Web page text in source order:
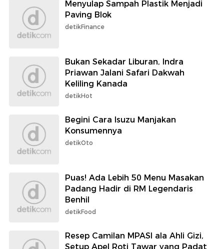
Menyulap Sampah Plastik Menjadi
Paving Blok
detikFinance
Bukan Sekadar Liburan, Indra
Priawan Jalani Safari Dakwah
Keliling Kanada
detikHot
Begini Cara Isuzu Manjakan
Konsumennya
detikOto
Puas! Ada Lebih 50 Menu Masakan
Padang Hadir di RM Legendaris
Benhil
detikFood
Resep Camilan MPASI ala Ahli Gizi,
Setup Apel Roti Tawar yang Padat